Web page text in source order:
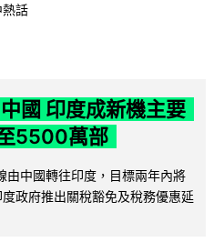
話
國 印度成新機主要
5500萬部
中國轉往印度，目標兩年內將
政府推出關稅豁免及稅務優惠延